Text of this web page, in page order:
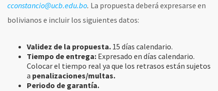
cconstancio@ucb.edu.bo. La propuesta deberá expresarse en
bolivianos e incluir los siguientes datos:
Validez de la propuesta. 15 días calendario.
Tiempo de entrega: Expresado en días calendario.
Colocar el tiempo real ya que los retrasos están sujetos
a penalizaciones/multas.
Periodo de garantía.